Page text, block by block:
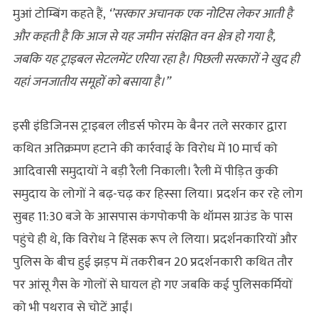
मुआं टोम्बिंग कहते हैं, ‘’सरकार अचानक एक नोटिस लेकर आती है
और कहती है कि आज से यह जमीन संरक्षित वन क्षेत्र हो गया है,
जबकि यह ट्राइबल सेटलमेंट एरिया रहा है। पिछली सरकारों ने खुद ही
यहां जनजातीय समूहों को बसाया है।”
इसी इंडिजिनस ट्राइबल लीडर्स फोरम के बैनर तले सरकार द्वारा
कथित अतिक्रमण हटाने की कार्रवाई के विरोध में 10 मार्च को
आदिवासी समुदायों ने बड़ी रैली निकाली। रैली में पीड़ित कुकी
समुदाय के लोगों ने बढ़-चढ़ कर हिस्सा लिया। प्रदर्शन कर रहे लोग
सुबह 11:30 बजे के आसपास कंगपोकपी के थॉमस ग्राउंड के पास
पहुंचे ही थे, कि विरोध ने हिंसक रूप ले लिया। प्रदर्शनकारियों और
पुलिस के बीच हुई झड़प में तकरीबन 20 प्रदर्शनकारी कथित तौर
पर आंसू गैस के गोलों से घायल हो गए जबकि कई पुलिसकर्मियों
को भी पथराव से चोटें आईं।